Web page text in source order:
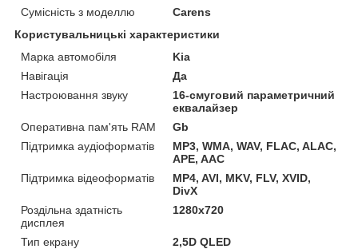
Сумісність з моделлю
Carens
Користувальницькі характеристики
Марка автомобіля
Kia
Навігація
Да
Настроювання звуку
16-смуговий параметричний
еквалайзер
Оперативна пам'ять RAM
Gb
Підтримка аудіоформатів
MP3, WMA, WAV, FLAC, ALAC,
APE, AAC
Підтримка відеоформатів
MP4, AVI, MKV, FLV, XVID,
DivX
Роздільна здатність
дисплея
1280x720
Тип екрану 2,5D QLED